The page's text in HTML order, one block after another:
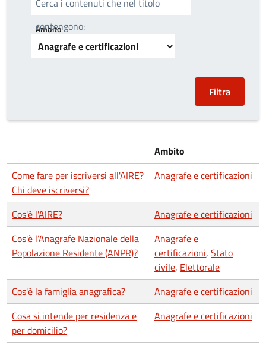
Cerca i contenuti che nel titolo
contengono:
Ambito
Ambito
Come fare per iscriversi all'AIRE?
Chi deve iscriversi?
Anagrafe e certificazioni
Cos'è l'AIRE?
Anagrafe e certificazioni
Cos'è l’Anagrafe Nazionale della
Popolazione Residente (ANPR)?
Anagrafe e
certificazioni, Stato
civile, Elettorale
Cos'è la famiglia anagrafica?
Anagrafe e certificazioni
Cosa si intende per residenza e
per domicilio?
Anagrafe e certificazioni